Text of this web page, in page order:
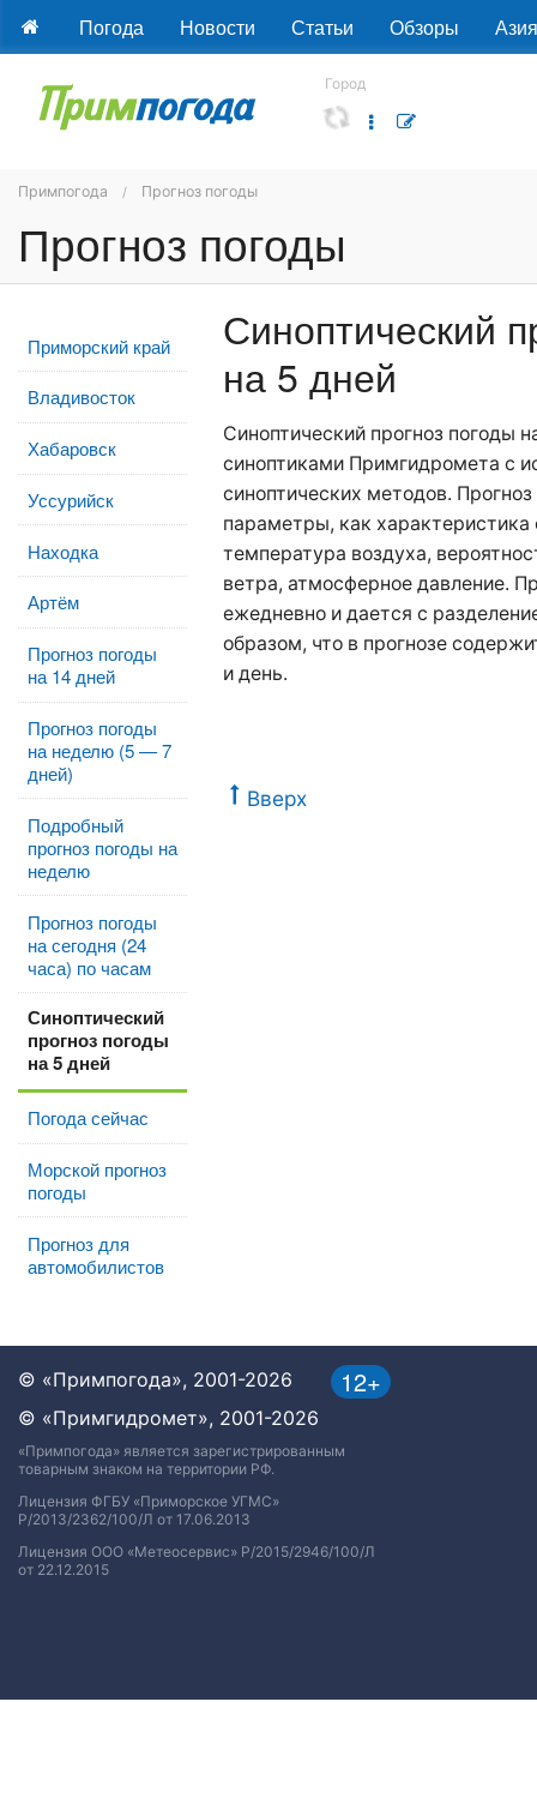
Погода Новости Статьи Обзоры Азия
Город
Примпогода Прогноз погоды
Прогноз погоды
Приморский край
Владивосток
Хабаровск
Уссурийск
Находка
Артём
Прогноз погоды
на 14 дней
Прогноз погоды
на неделю (5 — 7
дней)
Подробный
прогноз погоды на
неделю
Прогноз погоды
на сегодня (24
часа) по часам
Синоптический
прогноз погоды
на 5 дней
Погода сейчас
Морской прогноз
погоды
Прогноз для
автомобилистов
Синоптический
на 5 дней
Синоптический прогноз погоды
синоптиками Примгидромета с
синоптических методов.
параметры, как характеристика
температура воздуха,
ветра, атмосферное давление.
ежедневно и дается с
образом, что в прогнозе
и день.
Вверх
12+
© «Примпогода», 2001-2026
© «Примгидромет», 2001-2026
«Примпогода» является зарегистрированным
товарным знаком на территории РФ.
Лицензия ФГБУ «Приморское УГМС»
Р/2013/2362/100/Л от 17.06.2013
Лицензия ООО «Метеосервис» Р/2015/2946/100/Л
от 22.12.2015